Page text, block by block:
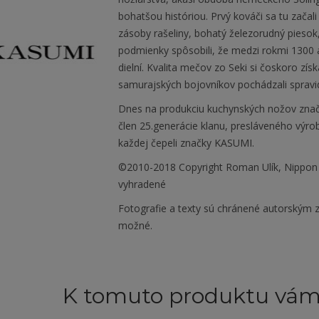
bohatšou históriou. Prvý kováči sa tu
zásoby rašeliny, bohatý železorudný
podmienky spôsobili, že medzi rokmi
dielní. Kvalita mečov zo Seki si čoskoro
samurajských bojovníkov pochádzali
Dnes na produkciu kuchynských nožov
člen 25.generácie klanu, presláveného
každej čepeli značky KASUMI.
©2010-2018 Copyright Roman Ulík,
vyhradené
Fotografie a texty sú chránené autorským
možné.
K tomuto produktu